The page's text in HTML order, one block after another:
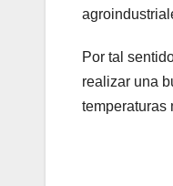
Por tal
realizar una
temperaturas